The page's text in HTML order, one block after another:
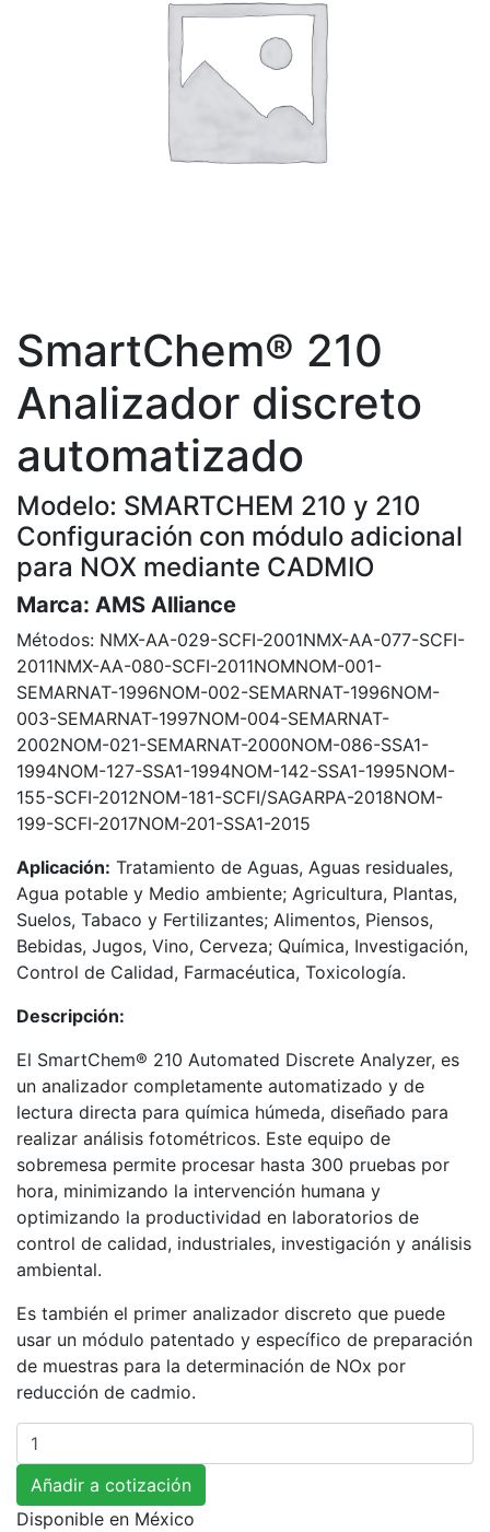
SmartChem® 210
Analizador discreto
automatizado
Modelo: SMARTCHEM 210 y 210
Configuración con módulo adicional
para NOX mediante CADMIO
Marca: AMS Alliance
Métodos: NMX-AA-029-SCFI-2001NMX-AA-077-SCFI-
2011NMX-AA-080-SCFI-2011NOMNOM-001-
SEMARNAT-1996NOM-002-SEMARNAT-1996NOM-
003-SEMARNAT-1997NOM-004-SEMARNAT-
2002NOM-021-SEMARNAT-2000NOM-086-SSA1-
1994NOM-127-SSA1-1994NOM-142-SSA1-1995NOM-
155-SCFI-2012NOM-181-SCFI/SAGARPA-2018NOM-
199-SCFI-2017NOM-201-SSA1-2015
Aplicación: Tratamiento de Aguas, Aguas residuales,
Agua potable y Medio ambiente; Agricultura, Plantas,
Suelos, Tabaco y Fertilizantes; Alimentos, Piensos,
Bebidas, Jugos, Vino, Cerveza; Química, Investigación,
Control de Calidad, Farmacéutica, Toxicología.
Descripción:
El SmartChem® 210 Automated Discrete Analyzer, es
un analizador completamente automatizado y de
lectura directa para química húmeda, diseñado para
realizar análisis fotométricos. Este equipo de
sobremesa permite procesar hasta 300 pruebas por
hora, minimizando la intervención humana y
optimizando la productividad en laboratorios de
control de calidad, industriales, investigación y análisis
ambiental.
Es también el primer analizador discreto que puede
usar un módulo patentado y específico de preparación
de muestras para la determinación de NOx por
reducción de cadmio.
Cantidad
Añadir a cotización
Disponible en México